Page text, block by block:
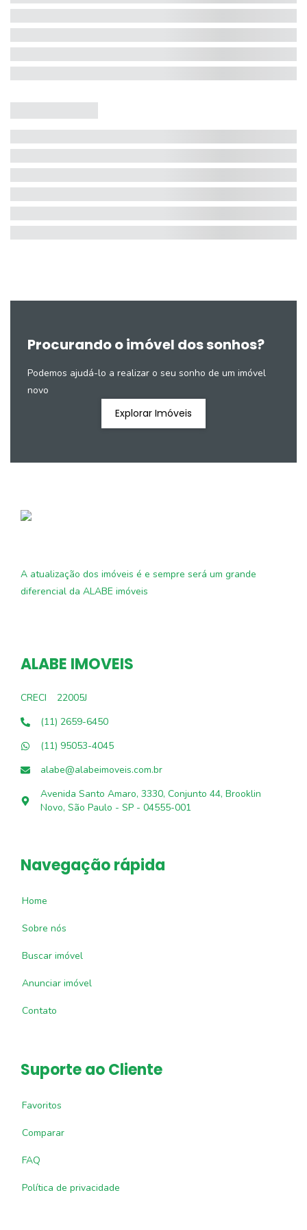
Procurando o imóvel dos sonhos?
Podemos ajudá-lo a realizar o seu sonho de um imóvel
novo
Explorar Imóveis
A atualização dos imóveis é e sempre será um grande
diferencial da ALABE imóveis
ALABE IMOVEIS
CRECI
22005J
(11) 2659-6450
(11) 95053-4045
alabe@alabeimoveis.com.br
Avenida Santo Amaro, 3330, Conjunto 44, Brooklin
Novo, São Paulo - SP - 04555-001
Navegação rápida
Home
Sobre nós
Buscar imóvel
Anunciar imóvel
Contato
Suporte ao Cliente
Favoritos
Comparar
FAQ
Política de privacidade